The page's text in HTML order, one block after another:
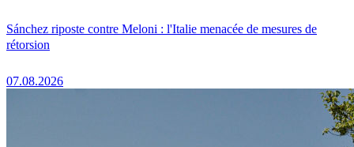
Sánchez riposte contre Meloni : l'Italie menacée de mesures de
rétorsion
07.08.2026